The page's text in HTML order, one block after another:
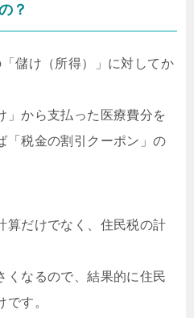
？
儲け（所得）」に対してか
」から支払った医療費分を
「税金の割引クーポン」の
算だけでなく、住民税の計
くなるので、結果的に住民
す。